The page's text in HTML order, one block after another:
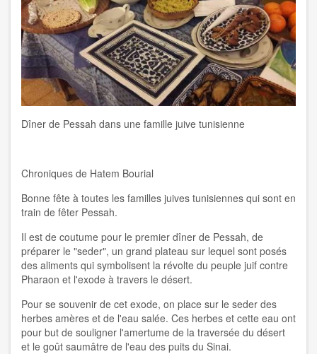
Dîner de Pessah dans une famille juive tunisienne
Chroniques de Hatem Bourial
Bonne fête à toutes les familles juives tunisiennes qui sont en
train de fêter Pessah.
Il est de coutume pour le premier dîner de Pessah, de
préparer le "seder", un grand plateau sur lequel sont posés
des aliments qui symbolisent la révolte du peuple juif contre
Pharaon et l'exode à travers le désert.
Pour se souvenir de cet exode, on place sur le seder des
herbes amères et de l'eau salée. Ces herbes et cette eau ont
pour but de souligner l'amertume de la traversée du désert
et le goût saumâtre de l'eau des puits du Sinai.